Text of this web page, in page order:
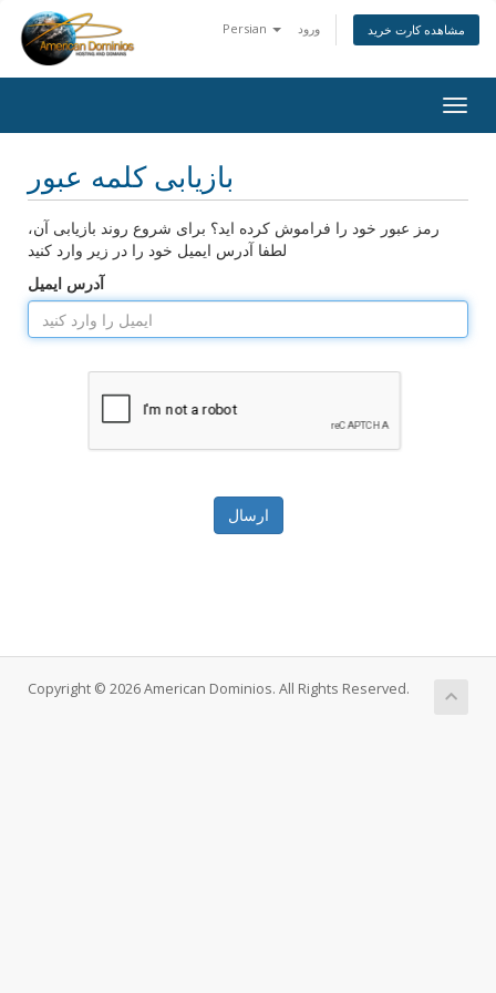
Persian ورود مشاهده کارت خرید
بازیابی کلمه عبور
رمز عبور خود را فراموش کرده اید؟ برای شروع روند بازیابی آن،
لطفا آدرس ایمیل خود را در زیر وارد کنید
آدرس ایمیل
ارسال
Copyright © 2026 American Dominios. All Rights Reserved.